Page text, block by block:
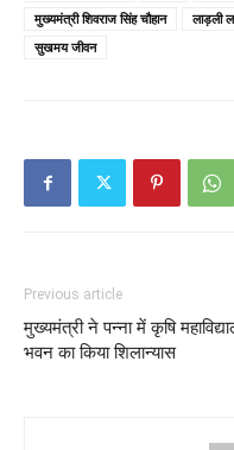
मुख्यमंत्री शिवराज सिंह चौहान
लाड़ली
सुखमय जीवन
Previous article
मुख्यमंत्री ने पन्ना में कृषि
भवन का किया शिलान्यास